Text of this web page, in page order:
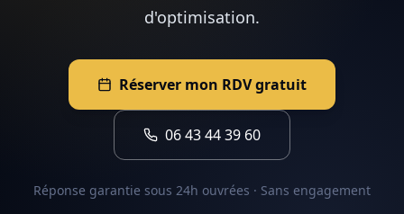
d'optimisation.
Réserver mon RDV gratuit
06 43 44 39 60
Réponse garantie sous 24h ouvrées · Sans engagement